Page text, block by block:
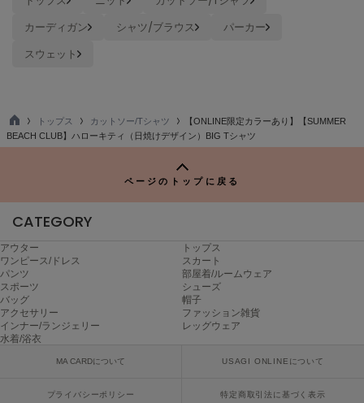
Mila Owen
ミラオーウェン
MUCHA
NEW Balance
ニューバランス
nezu
ネズ
NIKE
ナイキ
カーディガン
シャツ/ブラウス
パーカー
スウェット
TO
P
トップス カットソー/Tシャツ
【ONLINE限定カラーあり】【SUMMER
BEACH CLUB】ハローキティ（日焼けデザイン）BIG Tシャツ
ページのトップに戻る
CATEGORY
アウター
トップス
ワンピース/ドレス
スカート
パンツ
部屋着/ルームウェア
スポーツ
シューズ
バッグ
帽子
アクセサリー
ファッション雑貨
インナー/ランジェリー
レッグウェア
水着/浴衣
MA CARDについて USAGI ONLINEについて
プライバシーポリシー 特定商取引法に基づく表示